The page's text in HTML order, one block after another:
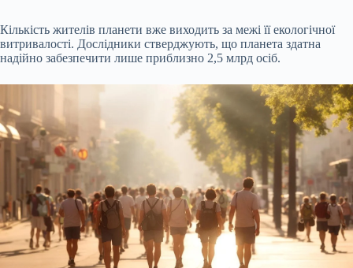
Кількість жителів планети вже виходить за межі її екологічної
витривалості. Дослідники стверджують, що планета здатна
надійно забезпечити лише приблизно 2,5 млрд осіб.